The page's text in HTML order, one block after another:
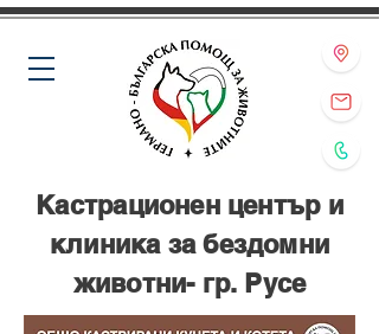
Кастрационен център и
клиника за бездомни
животни- гр. Русе